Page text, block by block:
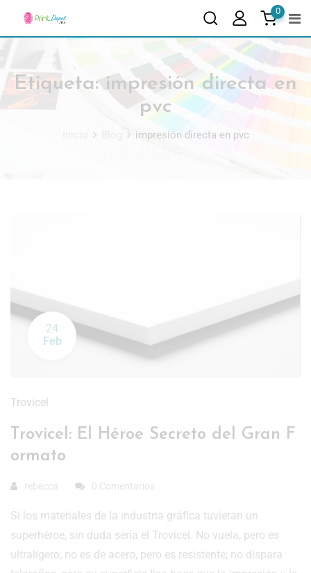
0
Etiqueta: impresión directa en
pvc
impresión directa en pvc
24
Feb
Trovicel
Trovicel: El Héroe Secreto del Gran F
ormato
rebecca 0 Comentarios
Si los materiales de la industria gráfica tuvieran un
superhéroe, sin duda sería el Trovicel. No vuela, pero es
ultraligero; no es de acero, pero es resistente; no dispara